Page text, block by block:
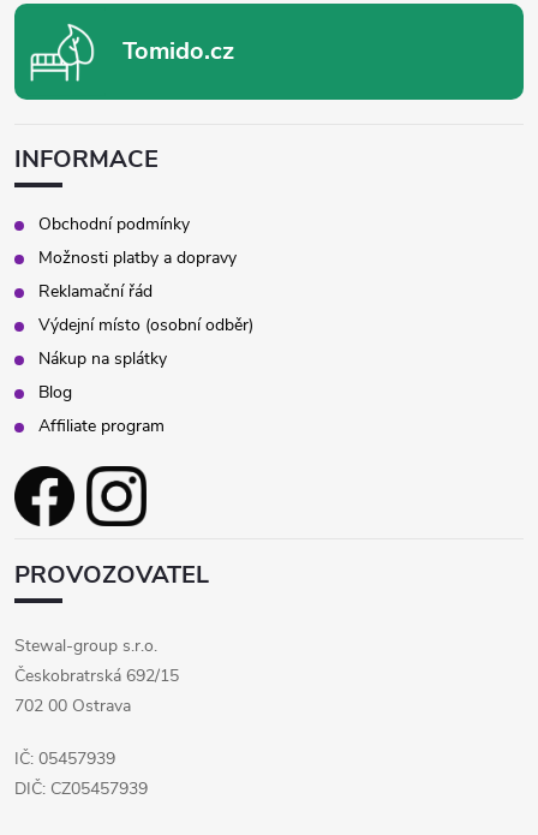
Tomido.cz
INFORMACE
Obchodní podmínky
Možnosti platby a dopravy
Reklamační řád
Výdejní místo (osobní odběr)
Nákup na splátky
Blog
Affiliate program
PROVOZOVATEL
Stewal-group s.r.o.
Českobratrská 692/15
702 00 Ostrava
IČ: 05457939
DIČ: CZ05457939